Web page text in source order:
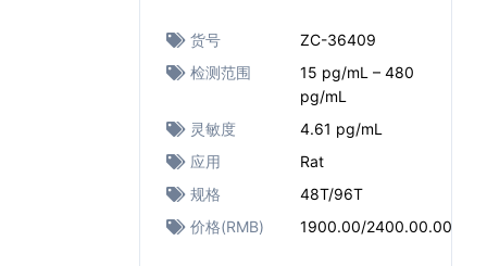
货号
ZC-36409
检测范围
15 pg/mL – 480
pg/mL
灵敏度
4.61 pg/mL
应用
Rat
规格
48T/96T
价格(RMB)
1900.00/2400.00.00